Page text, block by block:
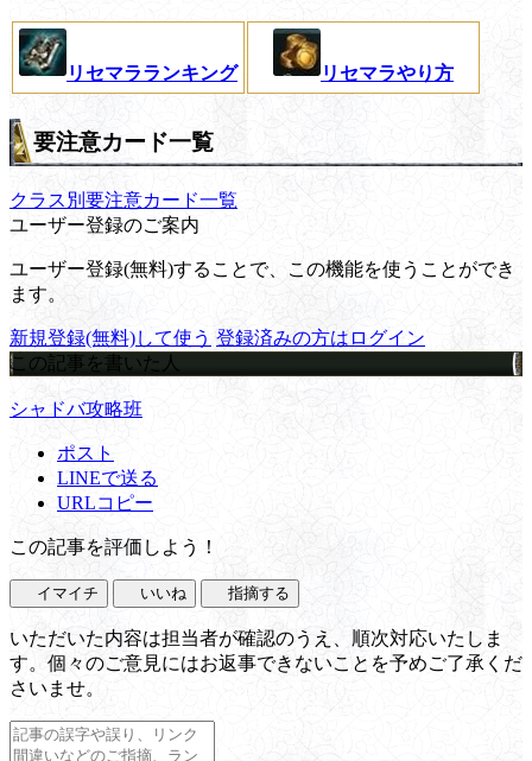
リセマラランキング リセマラやり方
要注意カード一覧
クラス別要注意カード一覧
ユーザー登録のご案内
ユーザー登録(無料)することで、この機能を使うことができ
ます。
新規登録(無料)して使う 登録済みの方はログイン
この記事を書いた人
シャドバ攻略班
ポスト
LINEで送る
URLコピー
この記事を評価しよう！
イマイチ いいね 指摘する
いただいた内容は担当者が確認のうえ、順次対応いたしま
す。個々のご意見にはお返事できないことを予めご了承くだ
さいませ。